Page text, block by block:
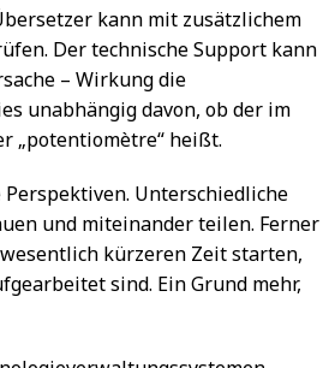
kann mit zusätzlichem
Der technische Support kann
– Wirkung die
unabhängig davon, ob der im
„potentiomètre“ heißt.
Unterschiedliche
und miteinander teilen. Ferner
kürzeren Zeit starten,
sind. Ein Grund mehr,